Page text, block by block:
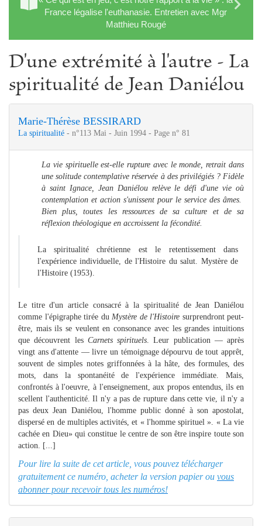
France légalise l'euthanasie. Entretien avec Mgr
Matthieu Rougé
D'une extrémité à l'autre - La
spiritualité de Jean Daniélou
Marie-Thérèse BESSIRARD
La spiritualité - n°113 Mai - Juin 1994 - Page n° 81
La vie spirituelle est-elle rupture avec le monde, retrait dans
une solitude contemplative réservée à des privilégiés ? Fidèle
à saint Ignace, Jean Daniélou relève le défi d'une vie où
contemplation et action s'unissent pour le service des âmes.
Bien plus, toutes les ressources de sa culture et de sa
réflexion théologique en accroissent la fécondité.
La spiritualité chrétienne est le retentissement dans
l'expérience individuelle, de l'Histoire du salut. Mystère de
l'Histoire (1953).
Le titre d'un article consacré à la spiritualité de Jean Daniélou
comme l'épigraphe tirée du Mystère de l'Histoire surprendront peut-
être, mais ils se veulent en consonance avec les grandes intuitions
que découvrent les Carnets spirituels . Leur publication — après
vingt ans d'attente — livre un témoignage dépourvu de tout apprêt,
souvent de simples notes griffonnées à la hâte, des formules, des
mots, dans la spontanéité de l'expérience immédiate. Mais,
confrontés à l'oeuvre, à l'enseignement, aux propos entendus, ils en
scellent l'authenticité. Il n'y a pas de rupture dans cette vie, il n'y a
pas deux Jean Daniélou, l'homme public donné à son apostolat,
dispersé en de multiples activités, et « l'homme spirituel ». « La vie
cachée en Dieu» qui constitue le centre de son être inspire toute son
action. [...]
Pour lire la suite de cet article, vous pouvez télécharger
gratuitement ce numéro, acheter la version papier ou vous
abonner pour recevoir tous les numéros!